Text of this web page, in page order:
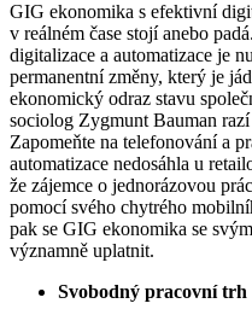
GIG ekonomika s efektivní
v reálném čase stojí anebo
digitalizace a automatizace je
permanentní změny, který je
ekonomický odraz stavu
sociolog Zygmunt Bauman
Zapomeňte na telefonování a
automatizace nedosáhla u
že zájemce o jednorázovou
pomocí svého chytrého
pak se GIG ekonomika se
významně uplatnit.
Svobodný pracovní trh